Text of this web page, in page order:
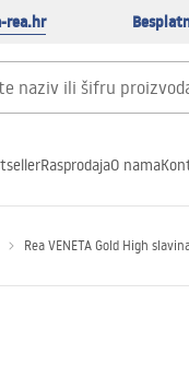
rea.hr
RasprodajaO nama
Rea VENETA Gold High